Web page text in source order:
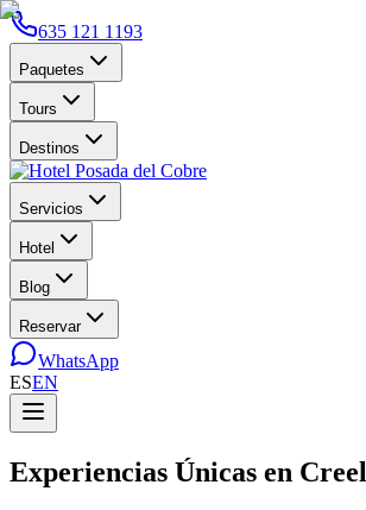
635 121 1193
Paquetes
Tours
Destinos
Servicios
Hotel
Blog
Reservar
WhatsApp
ESEN
Experiencias Únicas en Creel